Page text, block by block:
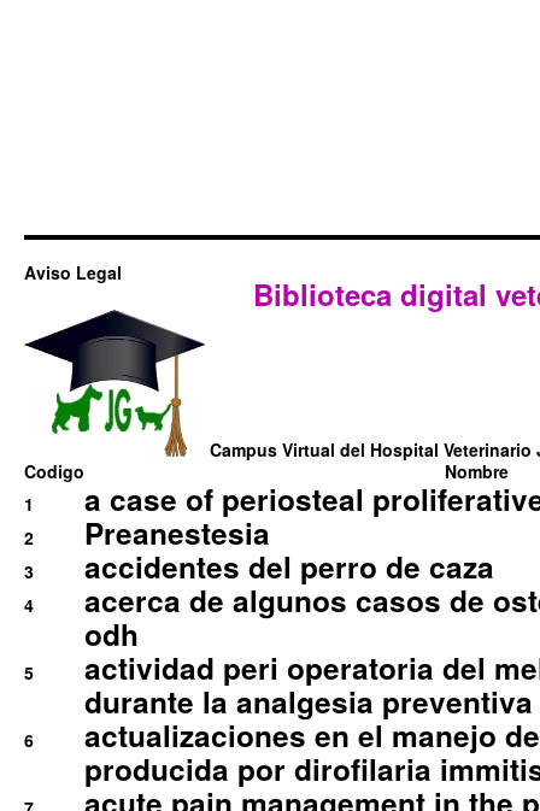
Aviso Legal
Biblioteca digital
Campus Virtual del Hospital Veterinario
Codigo
Nombre
1
a case of periosteal
2 Preanestesia
3 accidentes del perro de caza
4
acerca de algunos casos de
odh
5
actividad peri operatoria del
durante la analgesia
6
actualizaciones en el manejo
producida por dirofilaria
acute pain management in the